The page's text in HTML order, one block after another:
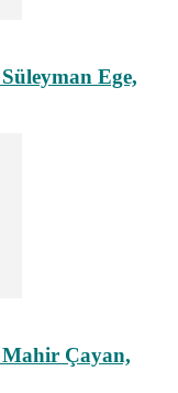
Ege,
Çayan,